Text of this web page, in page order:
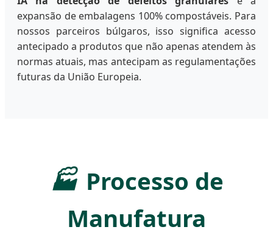
expansão de embalagens 100% compostáveis. Para
nossos parceiros búlgaros, isso significa acesso
antecipado a produtos que não apenas atendem às
normas atuais, mas antecipam as regulamentações
futuras da União Europeia.
🏭 Processo de
Manufatura